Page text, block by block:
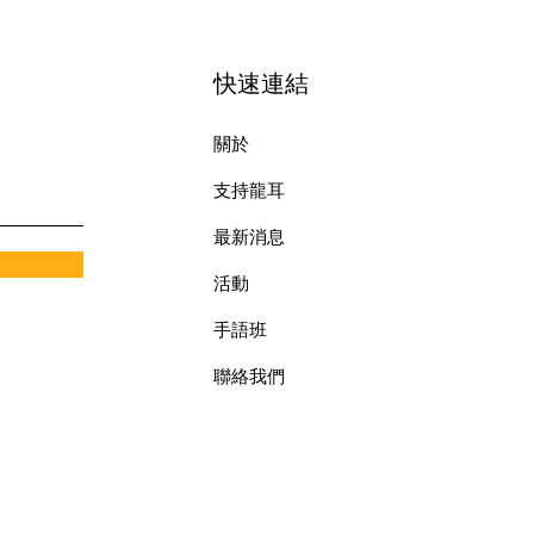
快速連結
關於
支持龍耳
最新消息
​活動
手語班
​聯絡我們